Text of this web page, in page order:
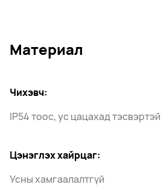
Материал
Чихэвч:
IP54 тоос, ус цацахад тэсвэртэй
Цэнэглэх хайрцаг:
Усны хамгаалалтгүй